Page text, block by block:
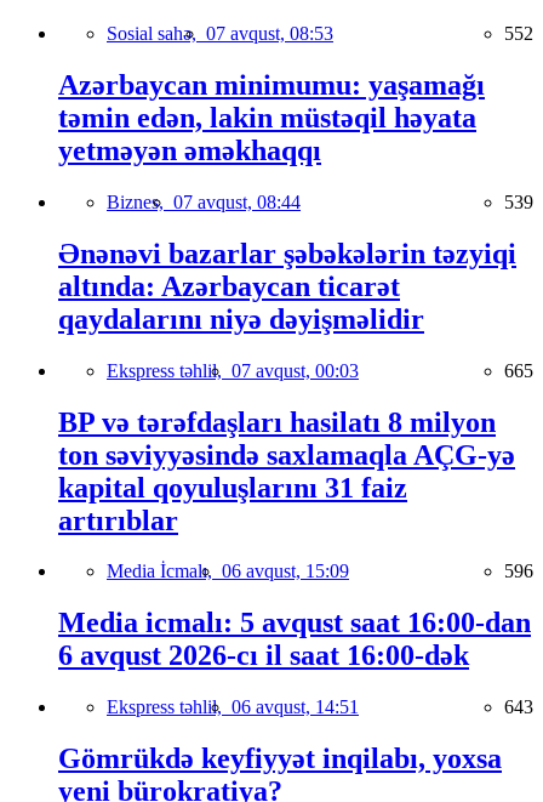
Sosial sahə, 07 avqust, 08:53 552
Azərbaycan minimumu: yaşamağı
təmin edən, lakin müstəqil həyata
yetməyən əməkhaqqı
Biznes, 07 avqust, 08:44 539
Ənənəvi bazarlar şəbəkələrin təzyiqi
altında: Azərbaycan ticarət
qaydalarını niyə dəyişməlidir
Ekspress təhlil, 07 avqust, 00:03 665
BP və tərəfdaşları hasilatı 8 milyon
ton səviyyəsində saxlamaqla AÇG-yə
kapital qoyuluşlarını 31 faiz
artırıblar
Media İcmalı, 06 avqust, 15:09 596
Media icmalı: 5 avqust saat 16:00-dan
6 avqust 2026-cı il saat 16:00-dək
Ekspress təhlil, 06 avqust, 14:51 643
Gömrükdə keyfiyyət inqilabı, yoxsa
yeni bürokratiya?